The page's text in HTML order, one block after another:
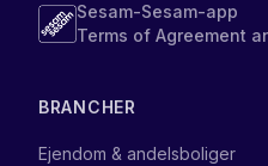
Sesam-Sesam-app
Terms of Agreement
BRANCHER
Ejendom & andelsboliger